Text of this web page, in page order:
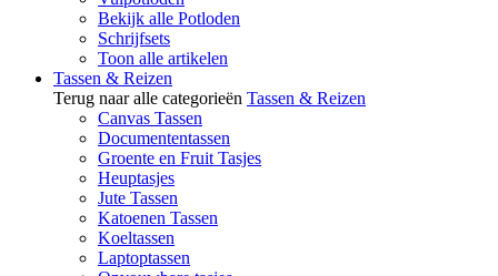
Bekijk alle Potloden
Schrijfsets
Toon alle artikelen
Tassen & Reizen
Terug naar alle categorieën Tassen & Reizen
Canvas Tassen
Documententassen
Groente en Fruit Tasjes
Heuptasjes
Jute Tassen
Katoenen Tassen
Koeltassen
Laptoptassen